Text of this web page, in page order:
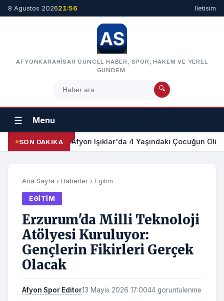
8 Agustos 202621:56 Iletisim
AFYONKARAHISAR GUNCEL HABER, SPOR, HAKEM VE YEREL
GUNDEM.
🔍
☰ Menu
SON DAKIKA Afyon Işıklar'da 4 Yaşındaki Çocuğun
Ana Sayfa › Haberler › Egitim
EGITIM
Erzurum'da Milli Teknoloji
Atölyesi Kuruluyor:
Gençlerin Fikirleri Gerçek
Olacak
Afyon Spor Editor13 Mayis 2026 17:0044 goruntulenme